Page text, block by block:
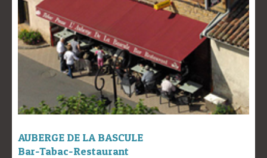
AUBERGE DE LA BASCULE
Bar-Tabac-Restaurant